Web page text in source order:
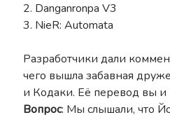
Drag-on Dragoon
Figure
Lore Manga
2. Danganronpa V3
3. NieR: Automata
Разработчики дали
чего вышла забавная
и Кодаки. Её перевод вы и
Вопрос: Мы слышали, что